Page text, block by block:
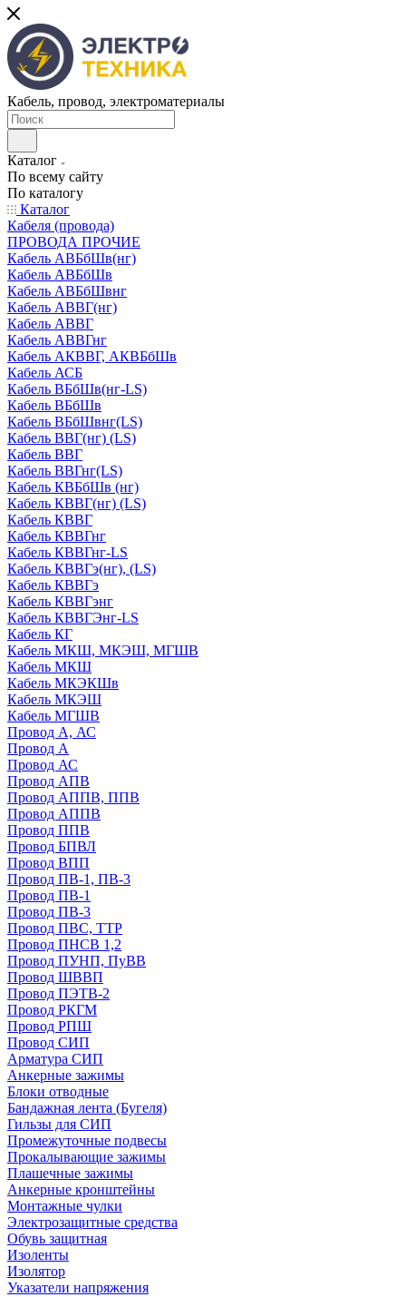
Кабель, провод, электроматериалы
Каталог
По всему сайту
По каталогу
Каталог
Кабеля (провода)
ПРОВОДА ПРОЧИЕ
Кабель АВБбШв(нг)
Кабель АВБбШв
Кабель АВБбШвнг
Кабель АВВГ(нг)
Кабель АВВГ
Кабель АВВГнг
Кабель АКВВГ, АКВБбШв
Кабель АСБ
Кабель ВБбШв(нг-LS)
Кабель ВБбШв
Кабель ВБбШвнг(LS)
Кабель ВВГ(нг) (LS)
Кабель ВВГ
Кабель ВВГнг(LS)
Кабель КВБбШв (нг)
Кабель КВВГ(нг) (LS)
Кабель КВВГ
Кабель КВВГнг
Кабель КВВГнг-LS
Кабель КВВГэ(нг), (LS)
Кабель КВВГэ
Кабель КВВГэнг
Кабель КВВГЭнг-LS
Кабель КГ
Кабель МКШ, МКЭШ, МГШВ
Кабель МКШ
Кабель МКЭКШв
Кабель МКЭШ
Кабель МГШВ
Провод А, АС
Провод А
Провод АС
Провод АПВ
Провод АППВ, ППВ
Провод АППВ
Провод ППВ
Провод БПВЛ
Провод ВПП
Провод ПВ-1, ПВ-3
Провод ПВ-1
Провод ПВ-3
Провод ПВС, ТТР
Провод ПНСВ 1,2
Провод ПУНП, ПуВВ
Провод ШВВП
Провод ПЭТВ-2
Провод РКГМ
Провод РПШ
Провод СИП
Арматура СИП
Анкерные зажимы
Блоки отводные
Бандажная лента (Бугеля)
Гильзы для СИП
Промежуточные подвесы
Прокалывающие зажимы
Плашечные зажимы
Анкерные кронштейны
Монтажные чулки
Электрозащитные средства
Обувь защитная
Изоленты
Изолятор
Указатели напряжения